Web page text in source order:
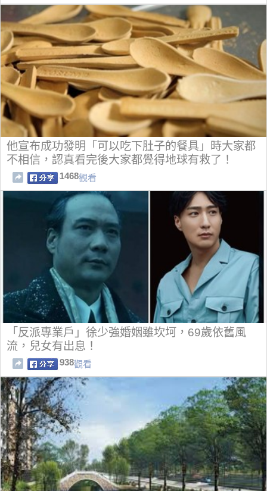
他宣布成功發明「可以吃下肚子的餐具」時大家都
不相信，認真看完後大家都覺得地球有救了！
1468觀看
「反派專業戶」徐少強婚姻雖坎坷，69歲依舊風
流，兒女有出息！
938觀看